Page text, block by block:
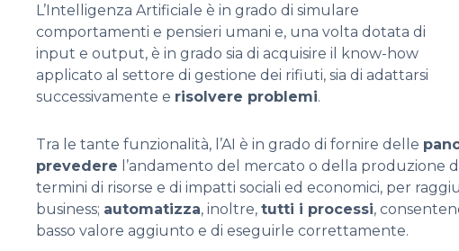
L’Intelligenza Artificiale è in grado di simulare
comportamenti e pensieri umani e, una volta dotata di
input e output, è in grado sia di acquisire il know-how
applicato al settore di gestione dei rifiuti, sia di adattarsi
successivamente e risolvere problemi.
Tra le tante funzionalità, l’AI è in grado di fornire delle
prevedere l’andamento del mercato o della produzione
termini di risorse e di impatti sociali ed economici, per
business; automatizza, inoltre, tutti i processi,
basso valore aggiunto e di eseguirle correttamente.